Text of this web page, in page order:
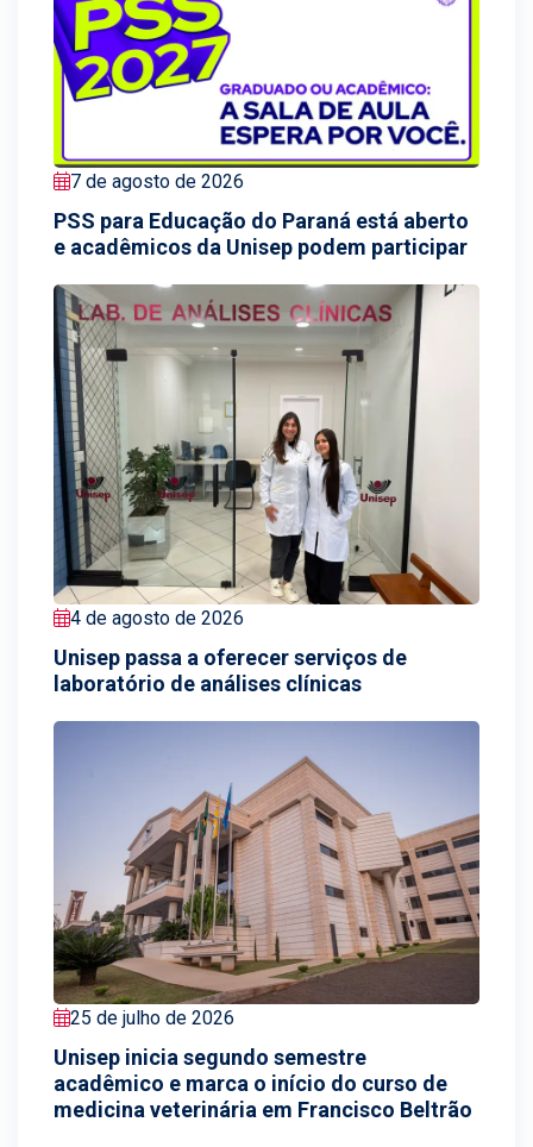
7 de agosto de 2026
PSS para Educação do Paraná está aberto
e acadêmicos da Unisep podem participar
4 de agosto de 2026
Unisep passa a oferecer serviços de
laboratório de análises clínicas
25 de julho de 2026
Unisep inicia segundo semestre
acadêmico e marca o início do curso de
medicina veterinária em Francisco Beltrão